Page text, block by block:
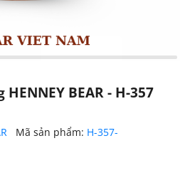
BEAR - H-357
Mã sản phẩm: H-357-